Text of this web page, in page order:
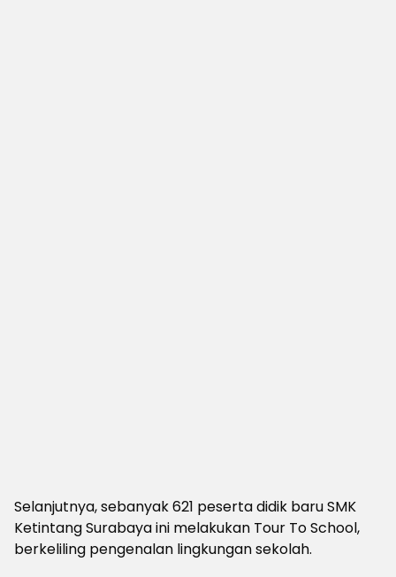
Selanjutnya, sebanyak 621 peserta didik baru SMK
Ketintang Surabaya ini melakukan Tour To School,
berkeliling pengenalan lingkungan sekolah.